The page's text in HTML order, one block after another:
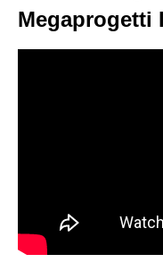
Megaprogetti